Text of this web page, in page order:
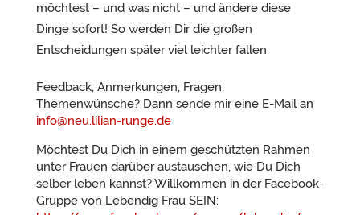
möchtest – und was nicht – und ändere diese
Dinge sofort! So werden Dir die großen
Entscheidungen später viel leichter fallen.
Feedback, Anmerkungen, Fragen,
Themenwünsche? Dann sende mir eine E-Mail an
info@neu.lilian-runge.de
Möchtest Du Dich in einem geschützten Rahmen
unter Frauen darüber austauschen, wie Du Dich
selber leben kannst? Willkommen in der Facebook-
Gruppe von Lebendig Frau SEIN: